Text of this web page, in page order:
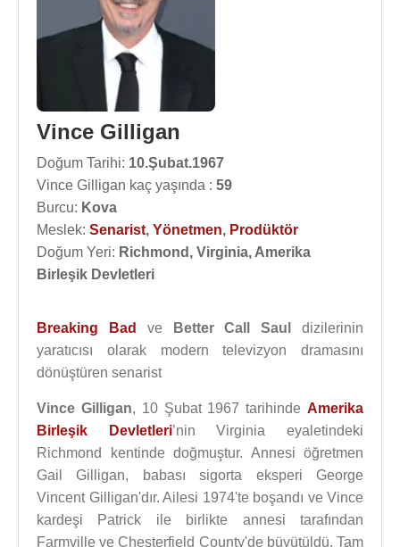
Vince Gilligan
Doğum Tarihi: 10.Şubat.1967
Vince Gilligan kaç yaşında : 59
Burcu: Kova
Meslek: Senarist, Yönetmen, Prodüktör
Doğum Yeri: Richmond, Virginia, Amerika
Birleşik Devletleri
Breaking Bad ve Better Call Saul
dizilerinin
yaratıcısı olarak modern televizyon dramasını
dönüştüren senarist
Vince Gilligan, 10 Şubat 1967 tarihindeAmerika
Birleşik Devletleri’nin Virginia eyaletindeki
Richmond kentinde doğmuştur. Annesi öğretmen
Gail Gilligan, babası sigorta eksperi George
Vincent Gilligan'dır. Ailesi 1974'te boşandı ve Vince
kardeşi Patrick ile birlikte annesi tarafından
Farmville ve Chesterfield County'de büyütüldü. Tam